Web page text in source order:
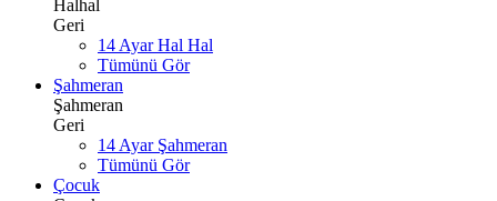
Halhal
Geri
14 Ayar Hal Hal
Tümünü Gör
Şahmeran
Şahmeran
Geri
14 Ayar Şahmeran
Tümünü Gör
Çocuk